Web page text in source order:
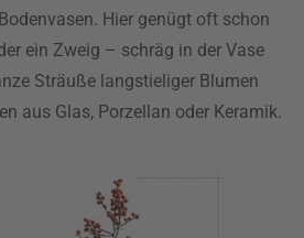
Hier genügt oft schon
ein Zweig – schräg in der Vase
Sträuße langstieliger Blumen
aus Glas, Porzellan oder Keramik.